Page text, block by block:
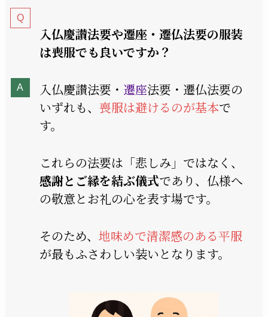
入仏慶讃法要や遷座・遷仏法要の服装
は喪服でも良いですか？
入仏慶讃法要・ 遷座法要・遷仏法要の
いずれも、 喪服は避けるのが基本で
す。
これらの法要は「悲しみ」ではなく、
感謝とご縁を結ぶ儀式であり、仏様へ
の敬意とお礼の心を表す場です。
そのため、 地味めで清潔感のある平服
が最もふさわしい装いとなります。